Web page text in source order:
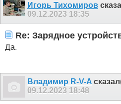
Игорь Тихомиров
09.12.2023 18:35
Re: Зарядное
Да.
Владимир R-V-A
09.12.2023 18:48